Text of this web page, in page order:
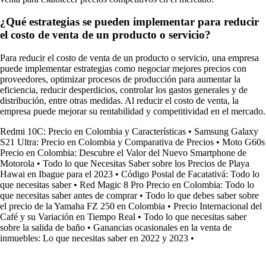
¿Qué estrategias se pueden implementar para reducir
el costo de venta de un producto o servicio?
Para reducir el costo de venta de un producto o servicio, una empresa
puede implementar estrategias como negociar mejores precios con
proveedores, optimizar procesos de producción para aumentar la
eficiencia, reducir desperdicios, controlar los gastos generales y de
distribución, entre otras medidas. Al reducir el costo de venta, la
empresa puede mejorar su rentabilidad y competitividad en el mercado.
Redmi 10C: Precio en Colombia y Características • Samsung Galaxy
S21 Ultra: Precio en Colombia y Comparativa de Precios • Moto G60s
Precio en Colombia: Descubre el Valor del Nuevo Smartphone de
Motorola • Todo lo que Necesitas Saber sobre los Precios de Playa
Hawai en Ibague para el 2023 • Código Postal de Facatativá: Todo lo
que necesitas saber• Red Magic 8 Pro Precio en Colombia: Todo lo
que necesitas saber antes de comprar• Todo lo que debes saber sobre
el precio de la Yamaha FZ 250 en Colombia • Precio Internacional del
Café y su Variación en Tiempo Real • Todo lo que necesitas saber
sobre la salida de baño • Ganancias ocasionales en la venta de
inmuebles: Lo que necesitas saber en 2022 y 2023 •